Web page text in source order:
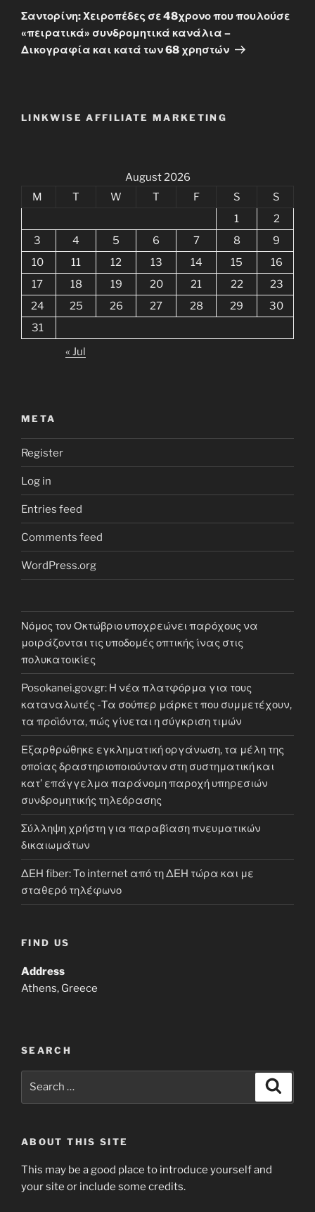
Post
Σαντορίνη: Χειροπέδες σε 48χρονο που πουλούσε
«πειρατικά» συνδρομητικά κανάλια –
Δικογραφία και κατά των 68 χρηστών
LINKWISE AFFILIATE MARKETING
August 2026
M
T W T F S
S
1
2
3
4 5 6 7 8
9
10
11 12 13 14 15
16
17
18 19 20 21 22
23
24
25 26 27 28 29
30
31
« Jul
META
Register
Log in
Entries feed
Comments feed
WordPress.org
Νόμος τον Οκτώβριο υποχρεώνει παρόχους να
μοιράζονται τις υποδομές οπτικής ίνας στις
πολυκατοικίες
Posokanei.gov.gr: Η νέα πλατφόρμα για τους
καταναλωτές -Τα σούπερ μάρκετ που συμμετέχουν,
τα προϊόντα, πώς γίνεται η σύγκριση τιμών
Εξαρθρώθηκε εγκληματική οργάνωση, τα μέλη της
οποίας δραστηριοποιούνταν στη συστηματική και
κατ’ επάγγελμα παράνομη παροχή υπηρεσιών
συνδρομητικής τηλεόρασης
Σύλληψη χρήστη για παραβίαση πνευματικών
δικαιωμάτων
ΔΕΗ fiber: Το internet από τη ΔΕΗ τώρα και με
σταθερό τηλέφωνο
FIND US
Address
Athens, Greece
SEARCH
ABOUT THIS SITE
This may be a good place to introduce yourself and
your site or include some credits.